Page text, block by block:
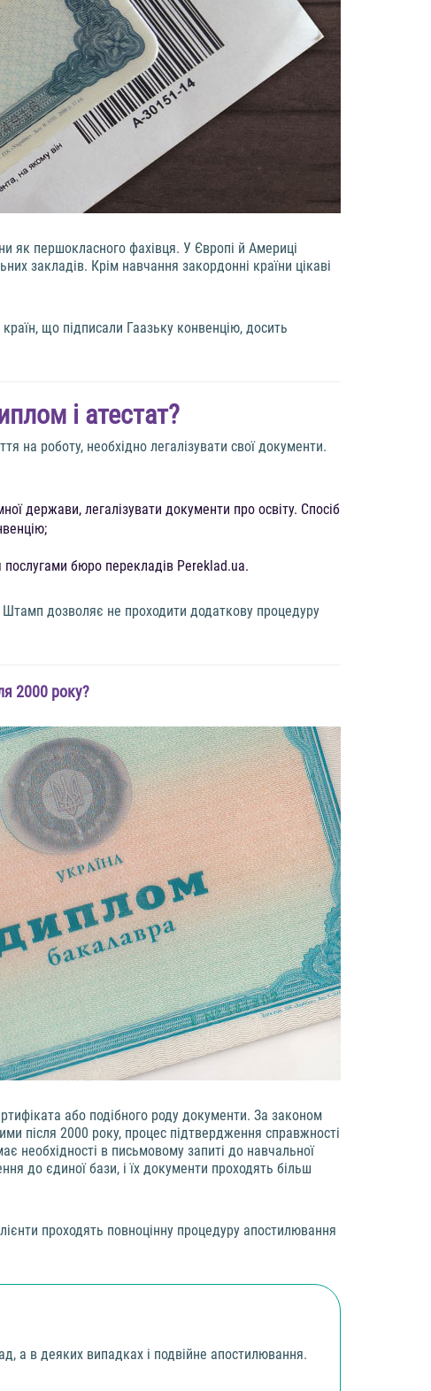
як першокласного фахівця. У Європі й Америці
закладів. Крім навчання закордонні країни цікаві
що підписали Гаазьку конвенцію, досить
і атестат?
на роботу, необхідно легалізувати свої документи.
держави, легалізувати документи про освіту. Спосіб
бюро перекладів Pereklad.ua.
Штамп дозволяє не проходити додаткову процедуру
2000 року?
або подібного роду документи. За законом
після 2000 року, процес підтвердження справжності
необхідності в письмовому запиті до навчальної
до єдиної бази, і їх документи проходять більш
проходять повноцінну процедуру апостилювання
а в деяких випадках і подвійне апостилювання.